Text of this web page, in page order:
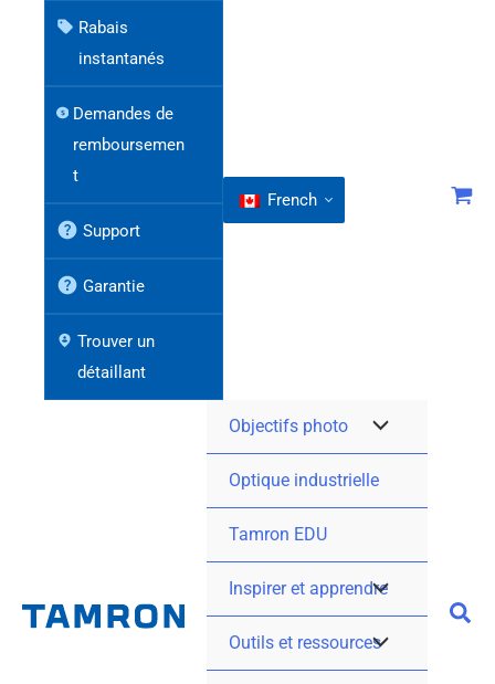
Rabais
instantanés
Demandes de
remboursemen
t
Support
Garantie
Trouver un
détaillant
French
Objectifs photo
Optique industrielle
Tamron EDU
Inspirer et apprendre
Outils et ressources